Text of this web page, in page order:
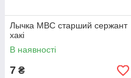
Лычка МВС старший сержант
хакі
В наявності
7 ₴